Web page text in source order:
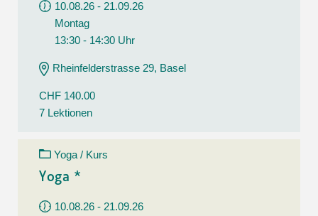
10.08.26 - 21.09.26
Montag
13:30 - 14:30 Uhr
Rheinfelderstrasse 29, Basel
CHF 140.00
7 Lektionen
Yoga / Kurs
Yoga *
10.08.26 - 21.09.26